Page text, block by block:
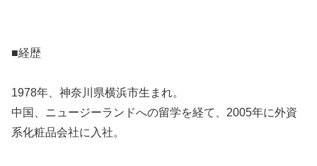
■経歴
1978年、神奈川県横浜市生まれ。
中国、ニュージーランドへの留学を経て、2005年に外資
系化粧品会社に入社。